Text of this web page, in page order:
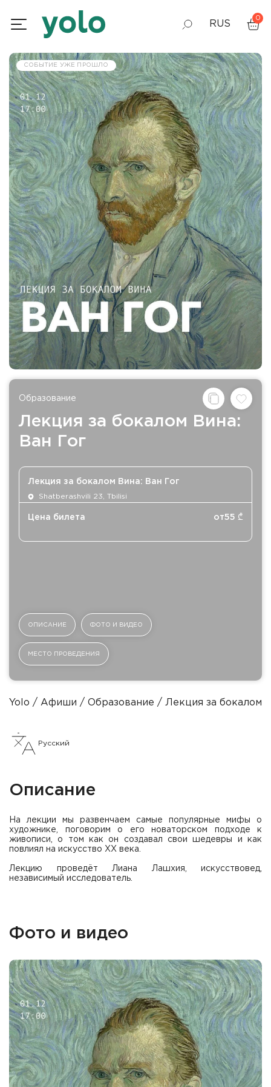
RUS
GEO
ENG
0
СОБЫТИЕ УЖЕ ПРОШЛО
Образование
Лекция за бокалом Вина:
Ван Гог
Лекция за бокалом Вина: Ван Гог
Shatberashvili 23, Tbilisi
Цена билета от55 ₾
ОПИСАНИЕ ФОТО И ВИДЕО
МЕСТО ПРОВЕДЕНИЯ
Yolo Афиши Образование Лекция за бокалом
Русский
Описание
На лекции мы развенчаем самые популярные мифы о
художнике, поговорим о его новаторском подходе к
живописи, о том как он создавал свои шедевры и как
повлиял на искусство XX века.
Лекцию проведёт Лиана Лашхия, искусствовед,
независимый исследователь.
Фото и видео